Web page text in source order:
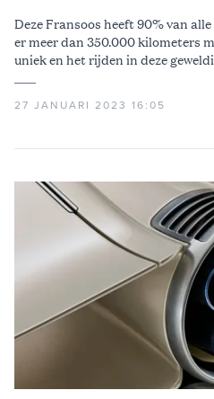
Deze Fransoos heeft 90% van
er meer dan 350.000 kilometers
uniek en het rijden in deze
27 JANUARI 2023 16:05